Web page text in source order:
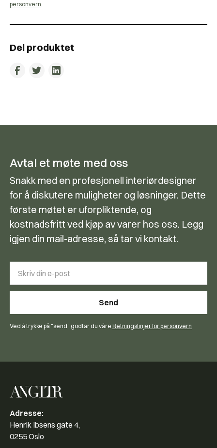
personvern.
Del produktet
Avtal et møte med oss
Snakk med en profesjonell interiørdesigner
for å diskutere muligheter og løsninger. Dette
første møtet er uforpliktende, og
kostnadsfritt ved kjøp av varer hos oss. Legg
igjen din mail-adresse, så tar vi kontakt.
Ved å trykke på "send" godtar du våre Retningslinjer for personvern
Adresse:
Henrik Ibsens gate 4,
0255 Oslo